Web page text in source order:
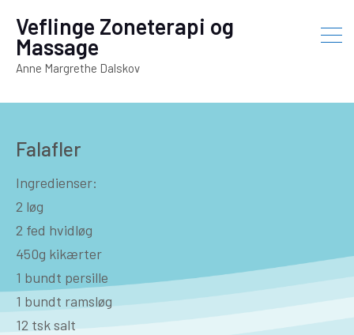
Veflinge Zoneterapi og
Massage
Anne Margrethe Dalskov
Falafler
Ingredienser:
2 løg
2 fed hvidløg
450g kikærter
1 bundt persille
1 bundt ramsløg
12 tsk salt